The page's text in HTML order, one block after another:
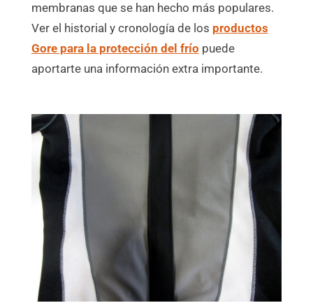
membranas que se han hecho más populares.
Ver el historial y cronología de los productos
Gore para la protección del frío puede
aportarte una información extra importante.